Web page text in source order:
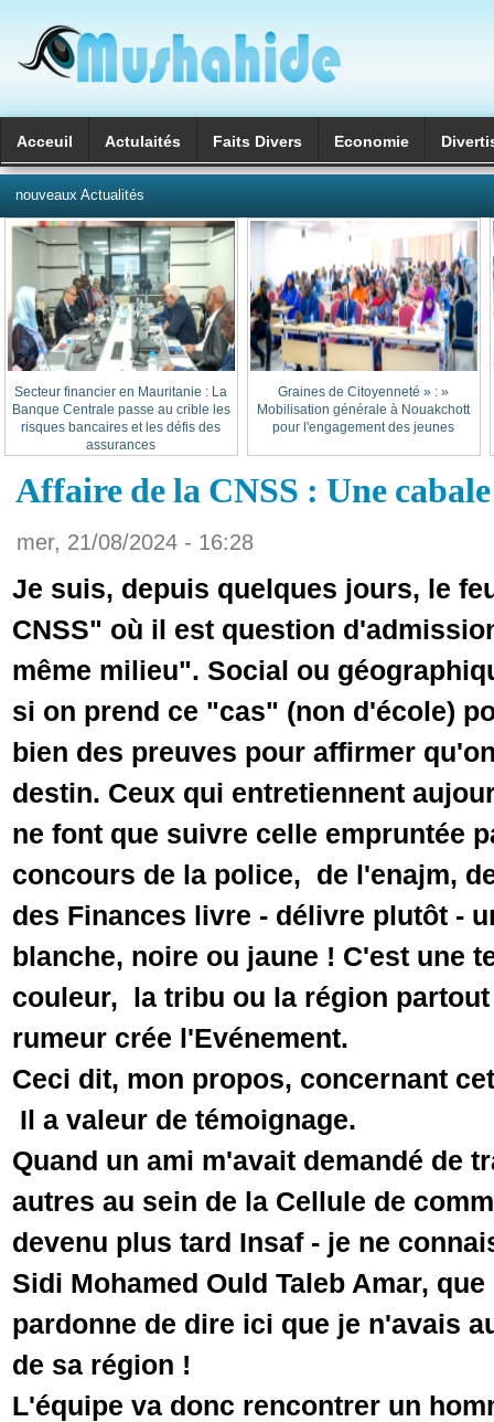
Acceuil Actulaités Faits Divers Economie
nouveaux Actualités
« Graines de Citoyenneté » :
Mobilisation générale à Nouakchott
pour l'engagement des jeunes
Secteur financier en Mauritanie : La
Banque Centrale passe au crible les
risques bancaires et les défis des
assurances
Affaire de la CNSS : Une
mer, 21/08/2024 - 16:28
Je suis, depuis quelques jours, le
CNSS" où il est question
même milieu". Social ou
si on prend ce "cas" (non d'école)
bien des preuves pour affirmer
destin. Ceux qui entretiennent
ne font que suivre celle empruntée
concours de la police, de l'enajm,
des Finances livre - délivre plutôt -
blanche, noire ou jaune ! C'est une
couleur, la tribu ou la région
rumeur crée l'Evénement.
Ceci dit, mon propos, concernant
Il a valeur de témoignage.
Quand un ami m'avait demandé de
autres au sein de la Cellule de
devenu plus tard Insaf - je ne
Sidi Mohamed Ould Taleb Amar,
pardonne de dire ici que je n'avais
de sa région !
L'équipe va donc rencontrer un